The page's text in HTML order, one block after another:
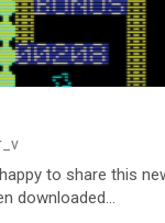
i
ff
i
l
t
to share this
downloaded…